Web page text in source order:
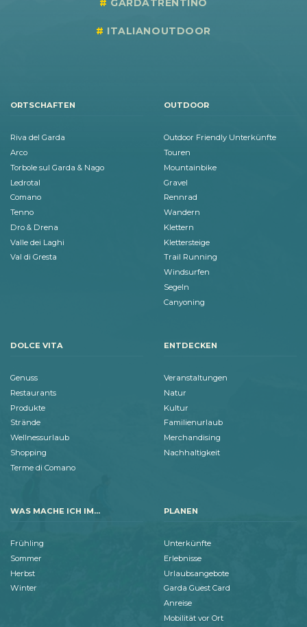
GARDATRENTINO
ITALIANOUTDOOR
ORTSCHAFTEN
Riva del Garda
Arco
Torbole sul Garda & Nago
Ledrotal
Comano
Tenno
Dro & Drena
Valle dei Laghi
Val di Gresta
OUTDOOR
Outdoor Friendly Unterkünfte
Touren
Mountainbike
Gravel
Rennrad
Wandern
Klettern
Klettersteige
Trail Running
Windsurfen
Segeln
Canyoning
DOLCE VITA
Genuss
Restaurants
Produkte
Strände
Wellnessurlaub
Shopping
Terme di Comano
ENTDECKEN
Veranstaltungen
Natur
Kultur
Familienurlaub
Merchandising
Nachhaltigkeit
WAS MACHE ICH IM...
Frühling
Sommer
Herbst
Winter
PLANEN
Unterkünfte
Erlebnisse
Urlaubsangebote
Garda Guest Card
Anreise
Mobilität vor Ort